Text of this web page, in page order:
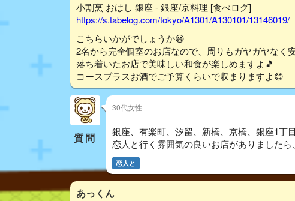
小割烹 おはし 銀座 - 銀座/京料理 [食べログ]
https://s.tabelog.com/tokyo/A1301/A130101/13146019/
こちらいかがでしょうか😃
2名から完全個室のお店なので、周りもガヤガヤなく
落ち着いたお店で美味しい和食が楽しめますよ🎵
コースプラスお酒でご予算くらいで収まりますよ😊
質問
30代女性
銀座、有楽町、汐留、新橋、京橋、銀座1丁
恋人と行く雰囲気の良いお店がありました
恋人と
あっくん